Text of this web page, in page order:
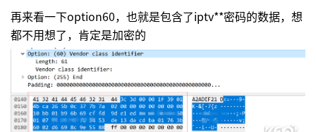
再来看一下option60，也就是包含了iptv**密码的数据，想
都不用想了，肯定是加密的